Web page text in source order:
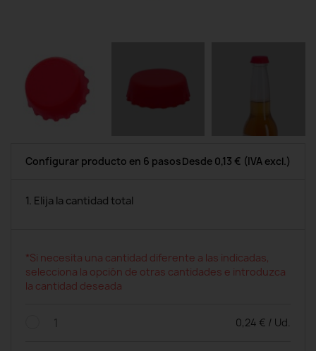
Configurar producto en 6 pasosDesde 0,13 € (IVA excl.)
1. Elija la cantidad total
*Si necesita una cantidad diferente a las indicadas,
selecciona la opción de otras cantidades e introduzca
la cantidad deseada
1 0,24 € / Ud.